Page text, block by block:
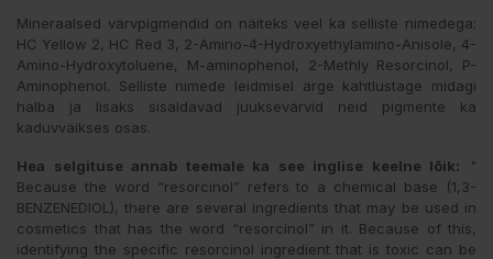
Mineraalsed värvpigmendid on näiteks veel ka selliste nimedega:
HC Yellow 2, HC Red 3, 2-Amino-4-Hydroxyethylamino-Anisole, 4-
Amino-Hydroxytoluene, M-aminophenol, 2-Methly Resorcinol, P-
Aminophenol. Selliste nimede leidmisel ärge kahtlustage midagi
halba ja lisaks sisaldavad juuksevärvid neid pigmente ka
kaduvväikses osas.
Hea selgituse annab teemale ka see inglise keelne lõik: "
Because the word “resorcinol” refers to a chemical base (1,3-
BENZENEDIOL), there are several ingredients that may be used in
cosmetics that has the word “resorcinol” in it. Because of this,
identifying the specific resorcinol ingredient that is toxic can be